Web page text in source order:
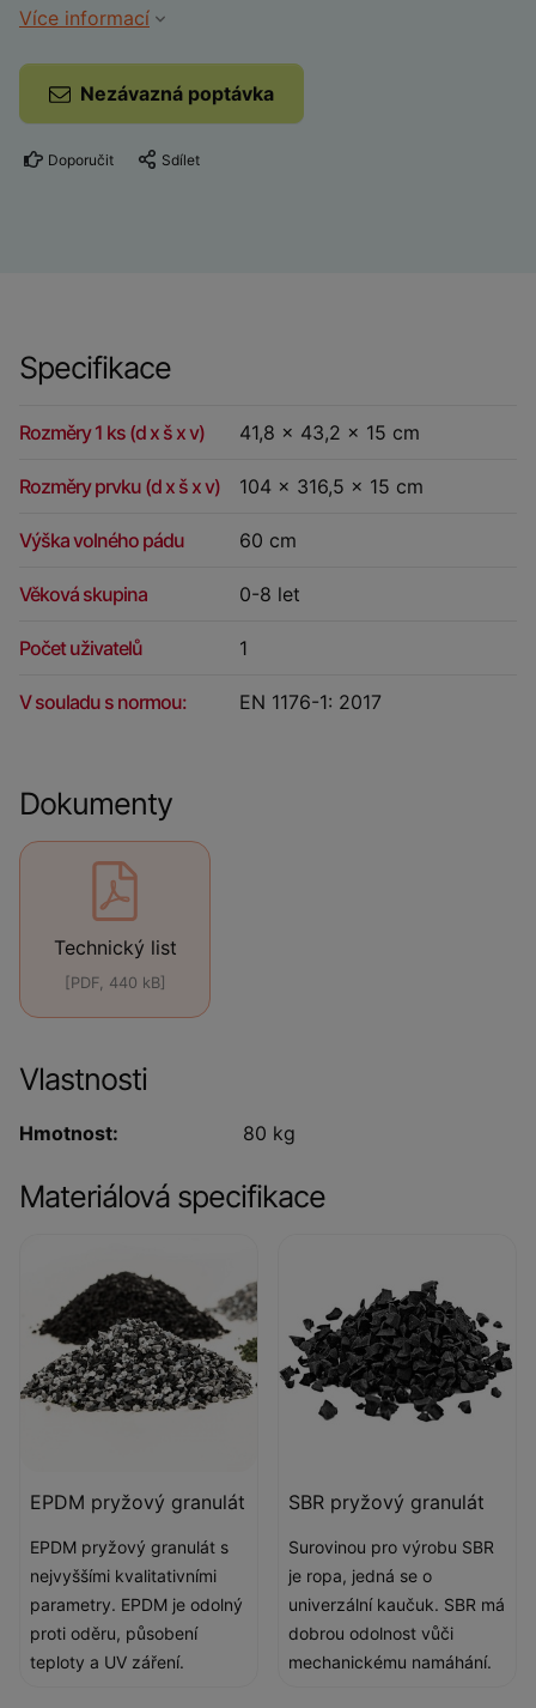
Více informací
Nezávazná poptávka
Doporučit Sdílet
Specifikace
Rozměry 1 ks (d x š x v) 41,8 x 43,2 x 15 cm
Rozměry prvku (d x š x v) 104 x 316,5 x 15 cm
Výška volného pádu 60 cm
Věková skupina 0-8 let
Počet uživatelů 1
V souladu s normou: EN 1176-1: 2017
Dokumenty
Technický list
[PDF, 440 kB]
Vlastnosti
Hmotnost: 80 kg
Materiálová specifikace
EPDM pryžový granulát
EPDM pryžový granulát s
nejvyššími kvalitativními
parametry. EPDM je odolný
proti oděru, působení
teploty a UV záření.
SBR pryžový granulát
Surovinou pro výrobu SBR
je ropa, jedná se o
univerzální kaučuk. SBR má
dobrou odolnost vůči
mechanickému namáhání.